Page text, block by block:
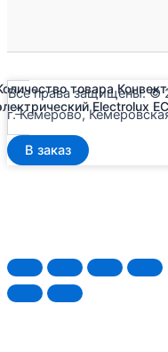
Все права защищены. ©
г. Кемерово,
-
товара
Electrolux
В заказ